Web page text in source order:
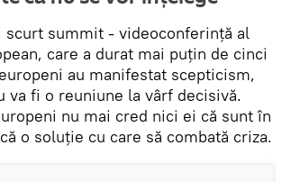
scurt summit - videoconferinţă al
care a durat mai puţin de cinci
au manifestat scepticism,
va fi o reuniune la vârf decisivă.
nu mai cred nici ei că sunt în
o soluție cu care să combată criza.